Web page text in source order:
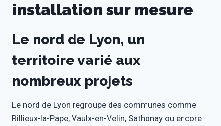
installation sur mesure
Le nord de Lyon, un
territoire varié aux
nombreux projets
Le nord de Lyon regroupe des communes comme
Rillieux-la-Pape, Vaulx-en-Velin, Sathonay ou encore